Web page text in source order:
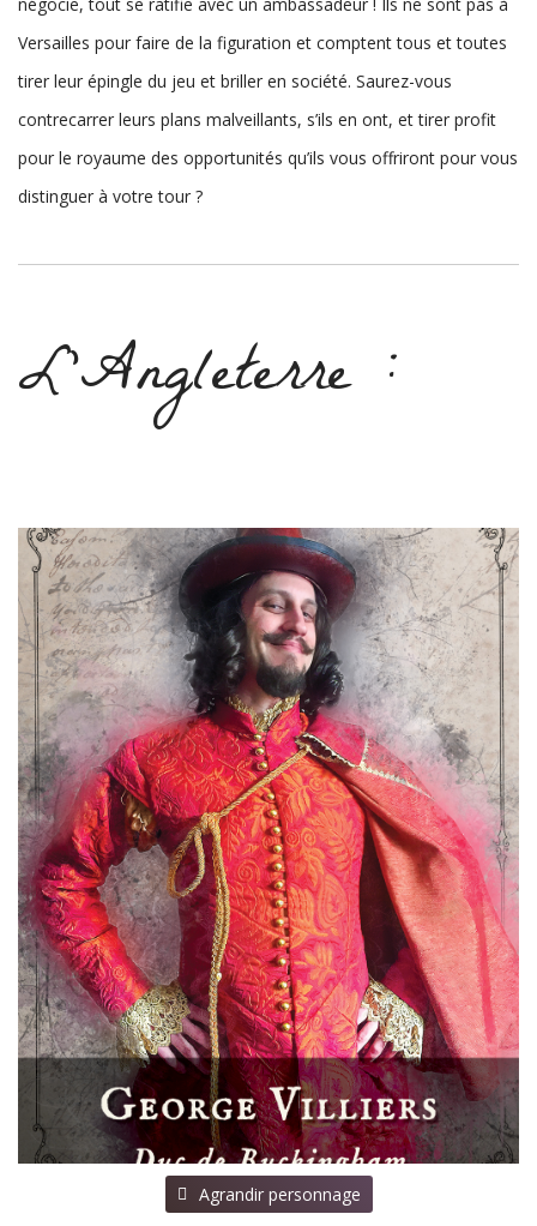
Versailles pour faire de la figuration et comptent tous et toutes
tirer leur épingle du jeu et briller en société. Saurez-vous
contrecarrer leurs plans malveillants, s’ils en ont, et tirer profit
pour le royaume des opportunités qu’ils vous offriront pour vous
distinguer à votre tour ?
L’Angleterre :
⠀Agrandir personnage